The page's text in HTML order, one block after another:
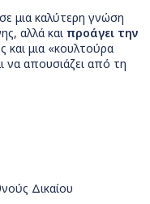
μια καλύτερη γνώση
αλλά και προάγει την
και μια «κουλτούρα
να απουσιάζει από τη
Δικαίου